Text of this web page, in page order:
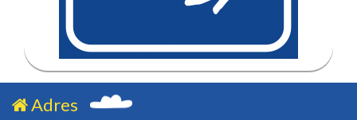
Adres